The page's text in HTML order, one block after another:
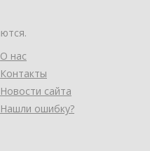
О нас
Контакты
Новости сайта
Нашли ошибку?